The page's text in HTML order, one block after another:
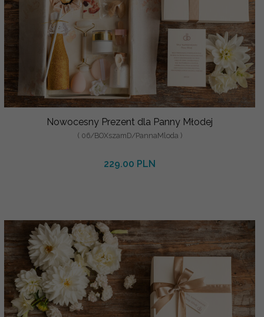
Nowocesny Prezent dla Panny Młodej
( 06/BOXszamD/PannaMloda )
229.00 PLN